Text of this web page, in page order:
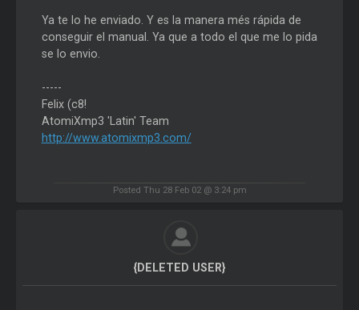
Ya te lo he enviado. Y es la manera més rápida de
conseguir el manual. Ya que a todo el que me lo pida
se lo envio.
-----
Felix (c8!
AtomiXmp3 'Latin' Team
http://www.atomixmp3.com/
Posted Thu 28 Feb 02 @ 3:24 pm
{DELETED USER}